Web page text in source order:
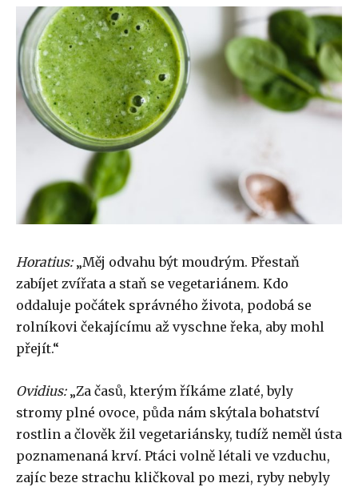
Horatius:„Měj odvahu být moudrým. Přestaň
zabíjet zvířata a staň se vegetariánem. Kdo
oddaluje počátek správného života, podobá se
rolníkovi čekajícímu až vyschne řeka, aby mohl
přejít.“
Ovidius:„Za časů, kterým říkáme zlaté, byly
stromy plné ovoce, půda nám skýtala bohatství
rostlin a člověk žil vegetariánsky, tudíž neměl ústa
poznamenaná krví. Ptáci volně létali ve vzduchu,
zajíc beze strachu kličkoval po mezi, ryby nebyly